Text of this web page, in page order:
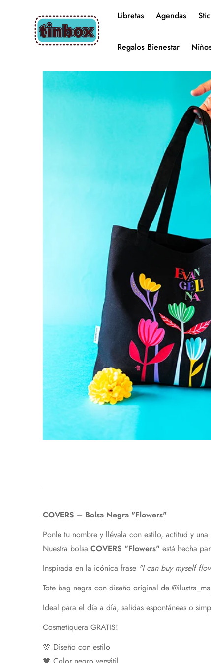
Libretas Agendas
Regalos Bienestar
COVERS – Bolsa Negra "Flowers"
Ponle tu nombre y llévala con estilo, actitud y una
Nuestra bolsa COVERS "Flowers" está hecha
Inspirada en la icónica frase "Ican buymyself
Tote bag negra con diseño original de
Ideal para el día a día, salidas espontáneas o
Cosmetiquera GRATIS!
🌸 Diseño con estilo
🖤 Color negro versátil